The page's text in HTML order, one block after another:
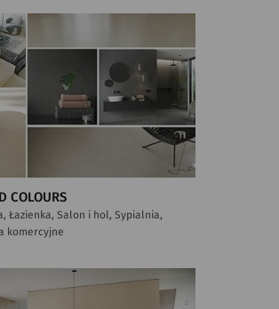
COLOURS
Łazienka, Salon i hol, Sypialnia,
komercyjne